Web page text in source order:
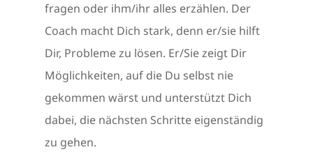
fragen oder ihm/ihr alles erzählen. Der
Coach macht Dich stark, denn er/sie hilft
Dir, Probleme zu lösen. Er/Sie zeigt Dir
Möglichkeiten, auf die Du selbst nie
gekommen wärst und unterstützt Dich
dabei, die nächsten Schritte eigenständig
zu gehen.